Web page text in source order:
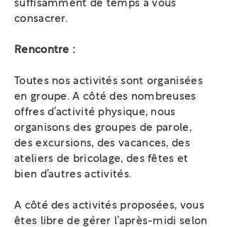
suffisamment de temps à vous
consacrer.
Rencontre :
Toutes nos activités sont organisées
en groupe. A côté des nombreuses
offres d’activité physique, nous
organisons des groupes de parole,
des excursions, des vacances, des
ateliers de bricolage, des fêtes et
bien d’autres activités.
A côté des activités proposées, vous
êtes libre de gérer l’après-midi selon